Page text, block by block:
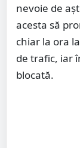
nevoie de
acesta să
chiar la ora
de trafic, iar
blocată.